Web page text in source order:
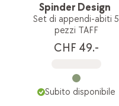
Spinder Design
Set di appendi-abiti 5
pezzi TAFF
CHF 49.-
Subito disponibile